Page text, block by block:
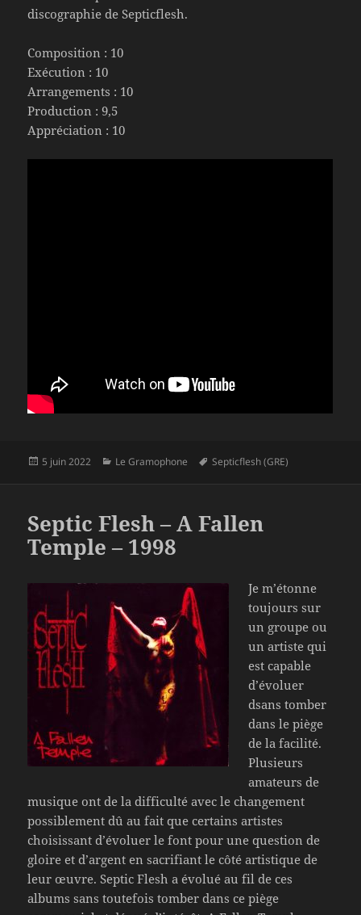
discographie de Septicflesh.
Composition : 10
Exécution : 10
Arrangements : 10
Production : 9,5
Appréciation : 10
Publié
5 juin 2022 Catégories
Le Gramophone
Mots-
Septicflesh (GRE)
Septic Flesh – A Fallen
Temple – 1998
Je m’étonne
toujours sur
un groupe ou
un artiste qui
est capable
d’évoluer
dsans tomber
dans le piège
de la facilité.
Plusieurs
amateurs de
musique ont de la difficulté avec le changement
possiblement dû au fait que certains artistes
choisissant d’évoluer le font pour une question de
gloire et d’argent en sacrifiant le côté artistique de
leur œuvre. Septic Flesh a évolué au fil de ces
albums sans toutefois tomber dans ce piège